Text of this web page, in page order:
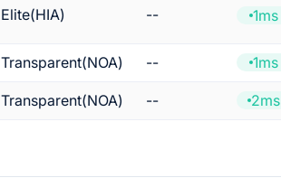
Elite(HIA) -- 1ms
Transparent(NOA) -- 1ms
Transparent(NOA) -- 2ms